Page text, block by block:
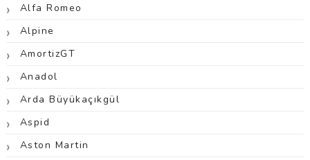
Alfa Romeo
Alpine
AmortizGT
Anadol
Arda Büyükaçıkgül
Aspid
Aston Martin